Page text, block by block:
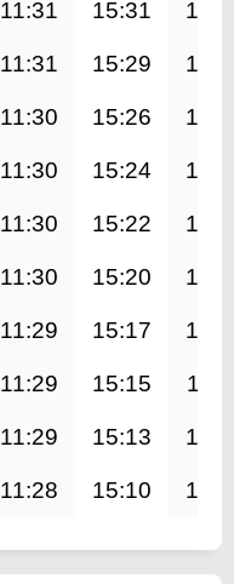
11:31 15:31
11:31 15:29
11:30 15:26
11:30 15:24
11:30 15:22
11:30 15:20
11:29 15:17
11:29 15:15
11:29 15:13
11:28 15:10